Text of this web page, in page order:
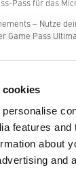
cookies
features and
about
and
Pass für das
– Nutze
Game Pass
Indie-Spiele
und mehr
oder ein